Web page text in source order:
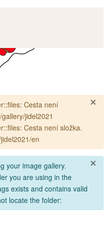
×
Cesta není
jidel2021
Cesta není složka.
en
×
your image gallery.
you are using in the
exists and contains valid
locate the folder: